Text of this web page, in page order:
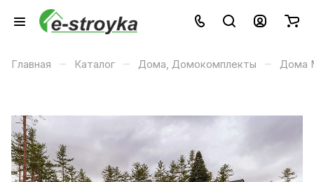
Главная – Каталог – Дома, Домокомплекты – Дома